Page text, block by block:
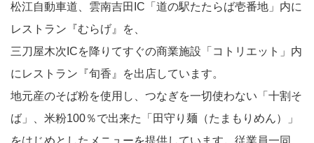
i
n
松江自動車道、雲南吉田IC「道の駅たたらば壱番地」内に
レストラン『むらげ』を、
三刀屋木次ICを降りてすぐの商業施設「コトリエット」内
にレストラン『旬香』を出店しています。
地元産のそば粉を使用し、つなぎを一切使わない「十割そ
ば」、米粉100％で出来た「田守り麺（たまもりめん）」
をはじめとしたメニューを提供しています。従業員一同、